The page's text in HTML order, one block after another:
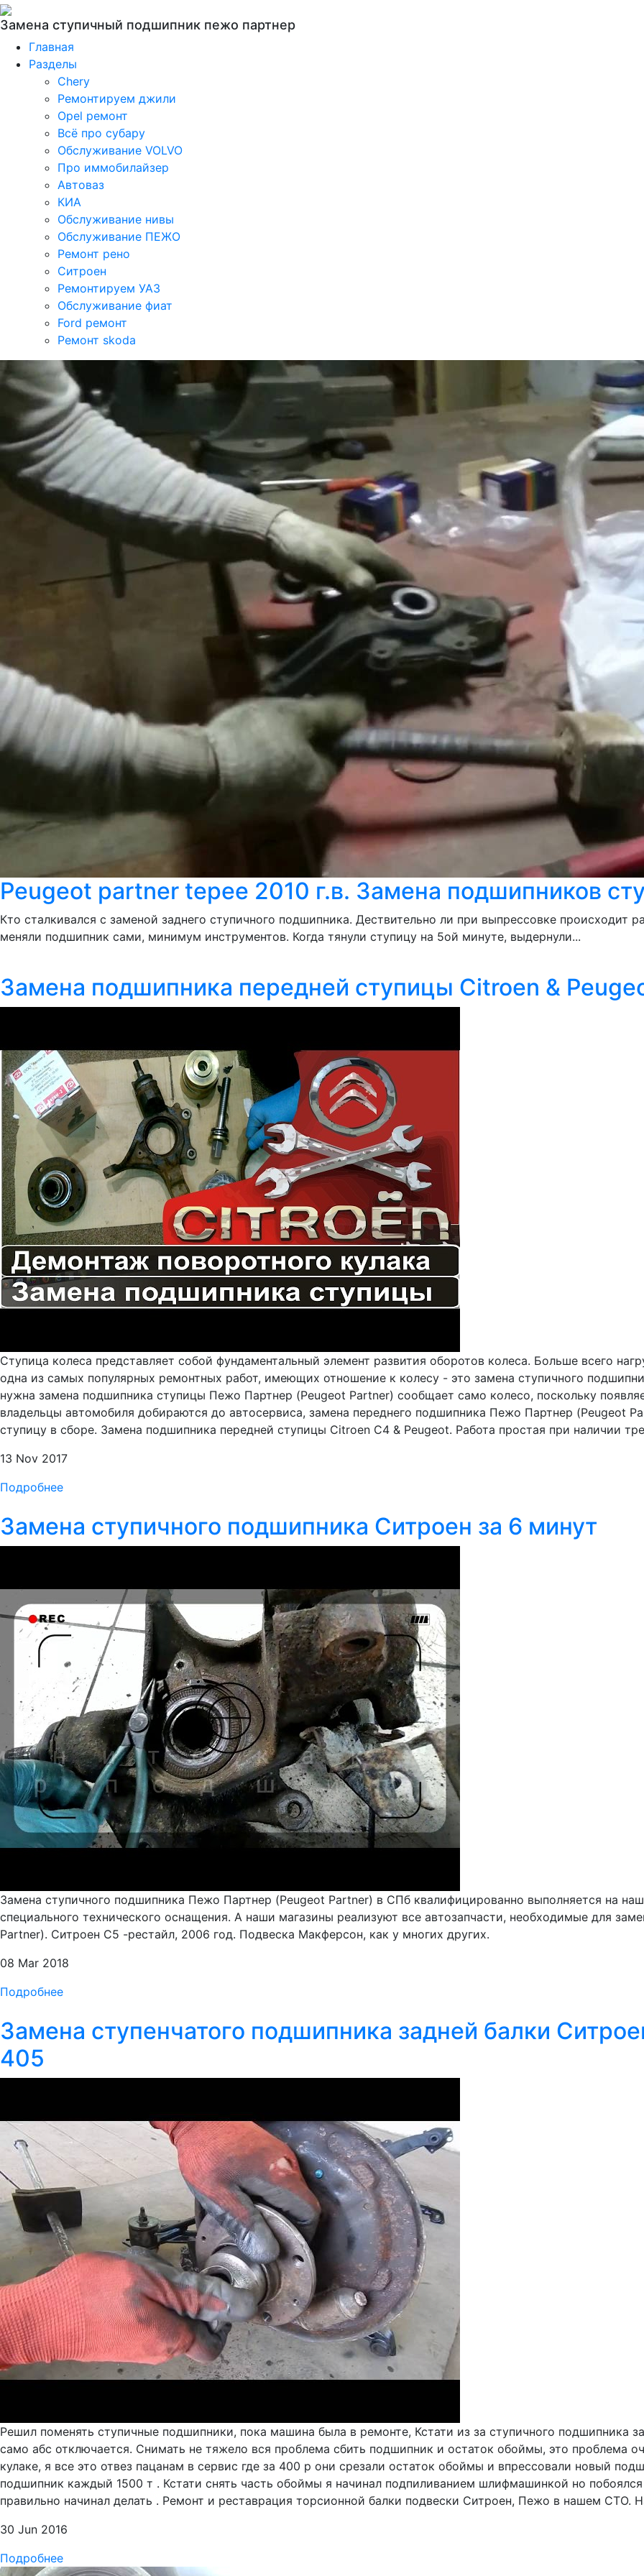
Замена ступичный подшипник пежо партнер
Главная
Разделы
Chery
Ремонтируем джили
Opel ремонт
Всё про субару
Обслуживание VOLVO
Про иммобилайзер
Автоваз
КИА
Обслуживание нивы
Обслуживание ПЕЖО
Ремонт рено
Ситроен
Ремонтируем УАЗ
Обслуживание фиат
Ford ремонт
Ремонт skoda
Peugeot partner tepee 2010 г.в. Замена подшипников
Кто сталкивался с заменой заднего ступичного подшипника. Дествительно ли при выпрессовке происходит
меняли подшипник сами, минимум инструментов. Когда тянули ступицу на 5ой минуте, выдернули...
Замена подшипника передней ступицы Citroen &
Ступица колеса представляет собой фундаментальный элемент развития оборотов колеса. Больше всего
одна из самых популярных ремонтных работ, имеющих отношение к колесу - это замена ступичного
нужна замена подшипника ступицы Пежо Партнер (Peugeot Partner) сообщает само колесо, поскольку
владельцы автомобиля добираются до автосервиса, замена переднего подшипника Пежо Партнер (Peugeot
ступицу в сборе. Замена подшипника передней ступицы Citroen С4 & Peugeot. Работа простая при наличии
13 Nov 2017
Подробнее
Замена ступичного подшипника Ситроен за 6 минут
Замена ступичного подшипника Пежо Партнер (Peugeot Partner) в СПб квалифицированно выполняется на
специального технического оснащения. А наши магазины реализуют все автозапчасти, необходимые для
Partner). Ситроен С5 -рестайл, 2006 год. Подвеска Макферсон, как у многих других.
08 Mar 2018
Подробнее
Замена ступенчатого подшипника задней балки
405
Решил поменять ступичные подшипники, пока машина была в ремонте, Кстати из за ступичного подшипника
само абс отключается. Снимать не тяжело вся проблема сбить подшипник и остаток обоймы, это проблема
кулаке, я все это отвез пацанам в сервис где за 400 р они срезали остаток обоймы и впрессовали новый
подшипник каждый 1500 т . Кстати снять часть обоймы я начинал подпиливанием шлифмашинкой но
правильно начинал делать . Ремонт и реставрация торсионной балки подвески Ситроен, Пежо в нашем СТО.
30 Jun 2016
Подробнее